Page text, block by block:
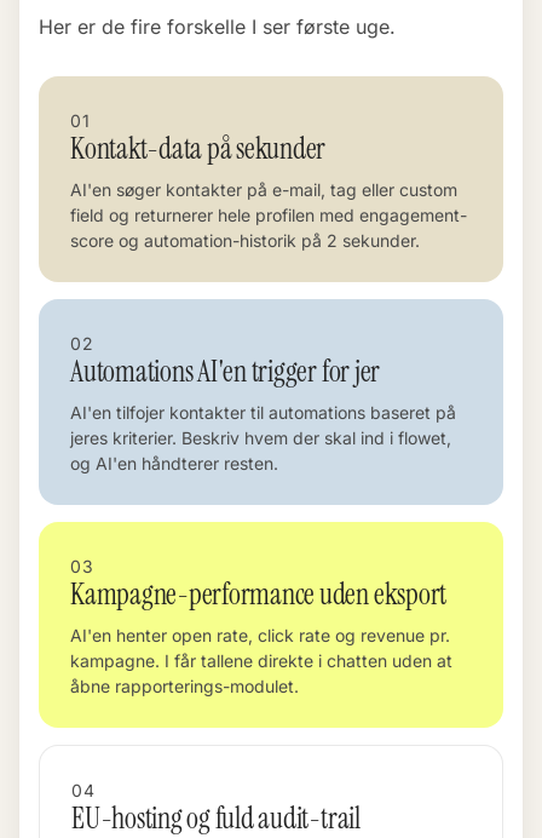
Her er de fire forskelle I ser første uge.
01
Kontakt-data på sekunder
AI'en søger kontakter på e-mail, tag eller custom
field og returnerer hele profilen med engagement-
score og automation-historik på 2 sekunder.
02
Automations AI'en trigger for jer
AI'en tilfojer kontakter til automations baseret på
jeres kriterier. Beskriv hvem der skal ind i flowet,
og AI'en håndterer resten.
03
Kampagne-performance uden eksport
AI'en henter open rate, click rate og revenue pr.
kampagne. I får tallene direkte i chatten uden at
åbne rapporterings-modulet.
04
EU-hosting og fuld audit-trail